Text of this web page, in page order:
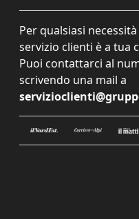
Per qualsiasi
servizio clienti è a tua
Puoi contattarci al
scrivendo una mail a